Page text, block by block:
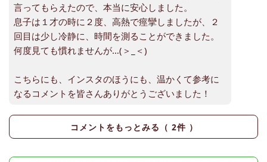
言ってもらえたので、本当に安心しました。
息子は１才の時に２度、高熱で痙攣しましたが、２
回目は少し冷静に、時間を測ることができました。
何度見ても慣れませんが…(＞_＜)
こちらにも、インスタのほうにも、温かくて参考に
なるコメントを皆さんありがとうございました！
コメントをもっとみる（ 2件 ）